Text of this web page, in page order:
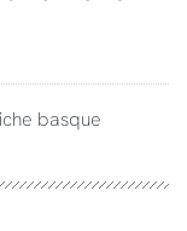
basque